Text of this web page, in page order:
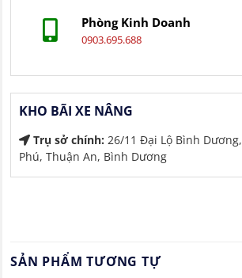
Phòng Kinh Doanh
0903.695.688
KHO BÃI XE NÂNG
Trụ sở chính: 26/11 Đại Lộ Bình
Phú, Thuận An, Bình Dương
SẢN PHẨM TƯƠNG TỰ